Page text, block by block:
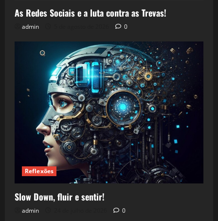
As Redes Sociais e a luta contra as Trevas!
admin 0
Reflexões
Slow Down, fluir e sentir!
admin 0